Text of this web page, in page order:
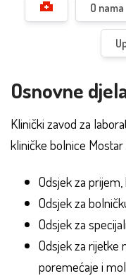
O nama
Osnovne
Klinički zavod za
kliničke bolnice
Odsjek za
Odsjek za
Odsjek za
Odsjek za rijetke
poremećaje i